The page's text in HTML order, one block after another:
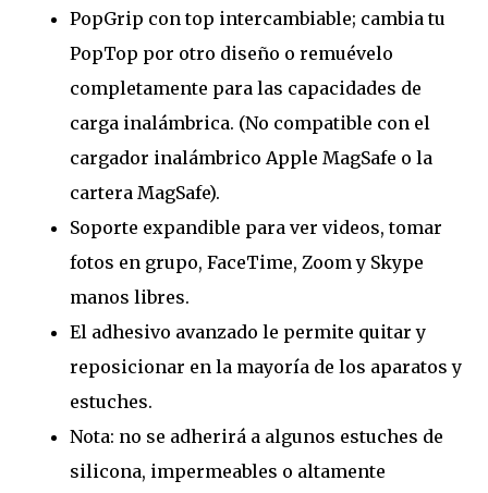
PopGrip con top intercambiable; cambia tu
PopTop por otro diseño o remuévelo
completamente para las capacidades de
carga inalámbrica. (No compatible con el
cargador inalámbrico Apple MagSafe o la
cartera MagSafe).
Soporte expandible para ver videos, tomar
fotos en grupo, FaceTime, Zoom y Skype
manos libres.
El adhesivo avanzado le permite quitar y
reposicionar en la mayoría de los aparatos y
estuches.
Nota: no se adherirá a algunos estuches de
silicona, impermeables o altamente